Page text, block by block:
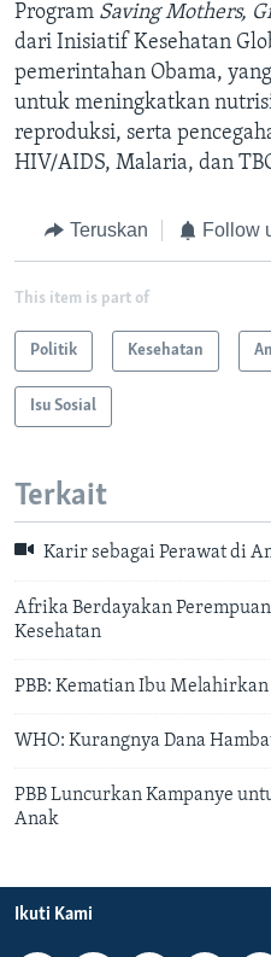
Program Saving Mothers,
dari Inisiatif Kesehatan
pemerintahan Obama,
untuk meningkatkan
reproduksi, serta
HIV/AIDS, Malaria, dan
Teruskan Follow
This item is part of
Politik Kesehatan
Isu Sosial
Terkait
Karir sebagai Perawat di
Afrika Berdayakan
Kesehatan
PBB: Kematian Ibu
WHO: Kurangnya Dana
PBB Luncurkan Kampanye
Anak
Ikuti Kami